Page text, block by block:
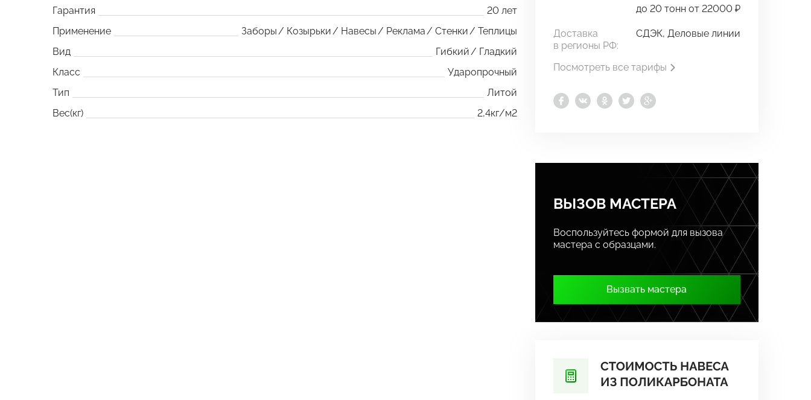
Гарантия
20 лет
Применение
Заборы Козырьки Навесы Реклама Стенки
Теплицы
Вид
Гибкий
Гладкий
Класс
Ударопрочный
Тип
Литой
Вес(кг)
2,4кг/м2
до 20 тонн от 22000 ₽
Доставка
в регионы РФ:
СДЭК, Деловые линии
Посмотреть все тарифы
ВЫЗОВ МАСТЕРА
Воспользуйтесь формой для вызова
мастера с образцами.
Вызвать мастера